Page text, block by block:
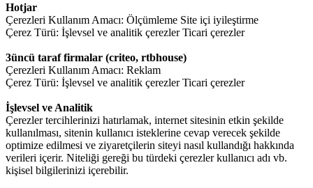
Hotjar
Çerezleri Kullanım Amacı: Ölçümleme Site içi iyileştirme
Çerez Türü: İşlevsel ve analitik çerezler Ticari çerezler
3üncü taraf firmalar (criteo, rtbhouse)
Çerezleri Kullanım Amacı: Reklam
Çerez Türü: İşlevsel ve analitik çerezler Ticari çerezler
İşlevsel ve Analitik
Çerezler tercihlerinizi hatırlamak, internet sitesinin etkin şekilde
kullanılması, sitenin kullanıcı isteklerine cevap verecek şekilde
optimize edilmesi ve ziyaretçilerin siteyi nasıl kullandığı hakkında
verileri içerir. Niteliği gereği bu türdeki çerezler kullanıcı adı vb.
kişisel bilgilerinizi içerebilir.